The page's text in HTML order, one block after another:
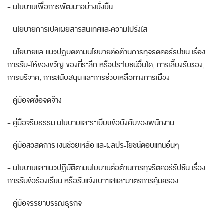
-นโยบายเพื่อการพัฒนาอย่างยั่งยืน
-นโยบายการเปิดเผยสารสนเทศและความโปร่งใส
-นโยบายและแนวปฏิบัติตามนโยบายต่อต้านการทุจริตคอร์รัปชัน เรื่อง
การรับ-ให้ของขวัญ ของที่ระลึก หรือประโยชน์อื่นใด, การเลี้ยงรับรอง,
การบริจาค, การสนับสนุน และการช่วยเหลือทางการเมือง
-คู่มือจัดซื้อจัดจ้าง
-คู่มือจริยธรรม นโยบายและระเบียบข้อบังคับของพนักงาน
-คู่มือสวัสดิการ เงินช่วยเหลือ และผลประโยชน์ตอบแทนอื่นๆ
-นโยบายและแนวปฏิบัติตามนโยบายต่อต้านการทุจริตคอร์รัปชัน เรื่อง
การรับข้อร้องเรียน หรือรับแจ้งเบาะแสและมาตรการคุ้มครอง
-คู่มือจรรยาบรรณธุรกิจ